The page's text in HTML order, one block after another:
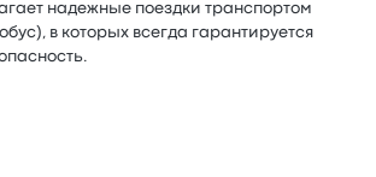
надежные поездки транспортом
в которых всегда гарантируется